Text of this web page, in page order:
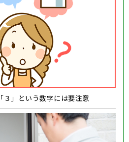
」という数字には要注意